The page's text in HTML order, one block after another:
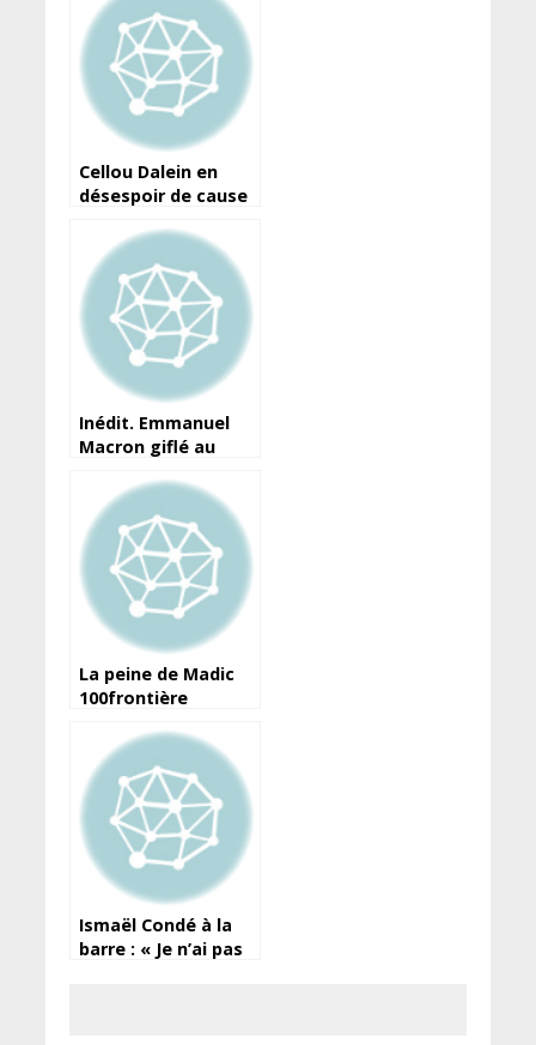
Cellou Dalein en
désespoir de cause
détenus : « Les gens
sont mobilisés pour
organiser des
prières »
Inédit. Emmanuel
Macron giflé au
déplacement
La peine de Madic
100frontière
avocat estime que «
le droit n’a pas été
dit »
Ismaël Condé à la
barre : « Je n’ai pas